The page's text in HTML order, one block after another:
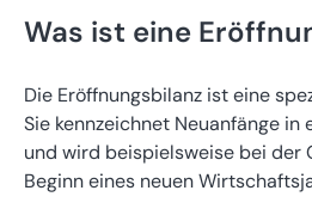
Was ist eine
Die Eröffnungsbilanz ist eine
Sie kennzeichnet Neuanfänge in
und wird beispielsweise bei der
Beginn eines neuen